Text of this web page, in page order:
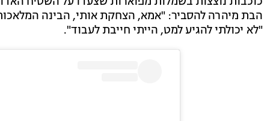
הבת מיהרה להסביר: "אמא, הצחקת אותי, הבינה
"לא יכולתי להגיע למט, הייתי חייבת לעבוד".